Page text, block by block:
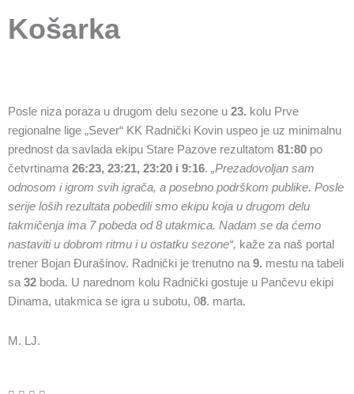
Košarka
Posle niza poraza u drugom delu sezone u 23. kolu Prve
regionalne lige „Sever“ KK Radnički Kovin uspeo je uz minimalnu
prednost da savlada ekipu Stare Pazove rezultatom 81:80 po
četvrtinama 26:23, 23:21, 23:20 i 9:16. „Prezadovoljan sam
odnosom i igrom svih igrača, a posebno podrškom publike. Posle
serije loših rezultata pobedili smo ekipu koja u drugom delu
takmičenja ima 7 pobeda od 8 utakmica. Nadam se da ćemo
nastaviti u dobrom ritmu i u ostatku sezone“, kaže za naš portal
trener Bojan Đurašinov. Radnički je trenutno na 9. mestu na tabeli
sa 32 boda. U narednom kolu Radnički gostuje u Pančevu ekipi
Dinama, utakmica se igra u subotu, 08. marta.
M. LJ.